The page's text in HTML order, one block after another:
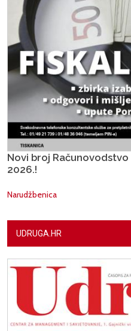
Novi broj
2026.!
Narudžbenica
UDRUGA.HR